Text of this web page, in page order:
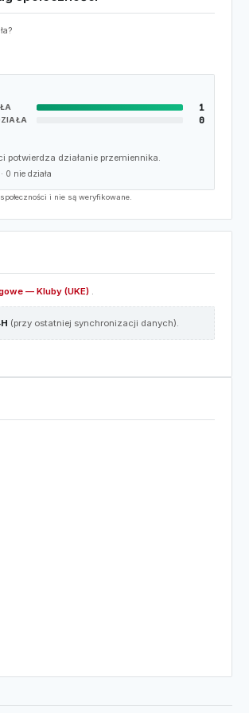
1
0
potwierdza działanie przemiennika.
0 nie działa
i nie są weryfikowane.
— Kluby (UKE) .
(przy ostatniej synchronizacji danych).